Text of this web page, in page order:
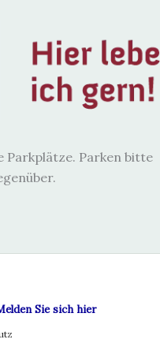
Parkplätze. Parken bitte
Sie sich hier